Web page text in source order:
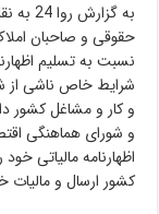
به
نسبت به تسلیم
شرایط خاص ناشی از
و کار و مشاغل کشور
اظهارنامه مالیاتی
کشور ارسال و مالیات